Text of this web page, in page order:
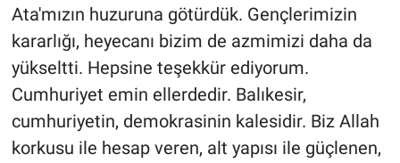
Ata'mızın huzuruna götürdük. Gençlerimizin
kararlığı, heyecanı bizim de azmimizi daha da
yükseltti. Hepsine teşekkür ediyorum.
Cumhuriyet emin ellerdedir. Balıkesir,
cumhuriyetin, demokrasinin kalesidir. Biz Allah
korkusu ile hesap veren, alt yapısı ile güçlenen,